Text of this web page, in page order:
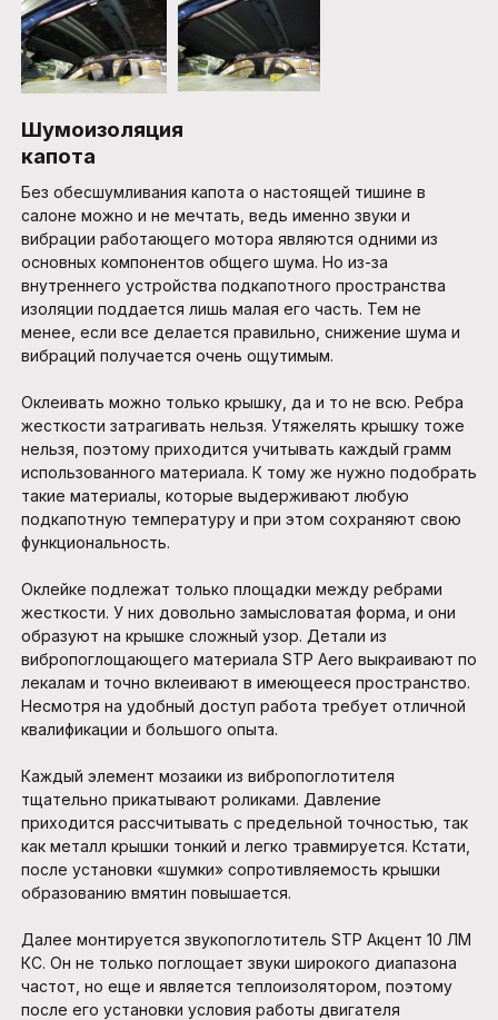
Шумоизоляция
капота
Без обесшумливания капота о настоящей тишине в
салоне можно и не мечтать, ведь именно звуки и
вибрации работающего мотора являются одними из
основных компонентов общего шума. Но из-за
внутреннего устройства подкапотного пространства
изоляции поддается лишь малая его часть. Тем не
менее, если все делается правильно, снижение шума и
вибраций получается очень ощутимым.
Оклеивать можно только крышку, да и то не всю. Ребра
жесткости затрагивать нельзя. Утяжелять крышку тоже
нельзя, поэтому приходится учитывать каждый грамм
использованного материала. К тому же нужно подобрать
такие материалы, которые выдерживают любую
подкапотную температуру и при этом сохраняют свою
функциональность.
Оклейке подлежат только площадки между ребрами
жесткости. У них довольно замысловатая форма, и они
образуют на крышке сложный узор. Детали из
вибропоглощающего материала STP Aero выкраивают по
лекалам и точно вклеивают в имеющееся пространство.
Несмотря на удобный доступ работа требует отличной
квалификации и большого опыта.
Каждый элемент мозаики из вибропоглотителя
тщательно прикатывают роликами. Давление
приходится рассчитывать с предельной точностью, так
как металл крышки тонкий и легко травмируется. Кстати,
после установки «шумки» сопротивляемость крышки
образованию вмятин повышается.
Далее монтируется звукопоглотитель STP Акцент 10 ЛМ
КС. Он не только поглощает звуки широкого диапазона
частот, но еще и является теплоизолятором, поэтому
после его установки условия работы двигателя